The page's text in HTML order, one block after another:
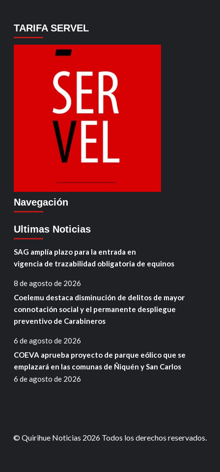
TARIFA SERVEL
Navegación
Ultimas Noticias
SAG amplía plazo para la entrada en
vigencia de trazabilidad obligatoria de equinos
8 de agosto de 2026
Coelemu destaca disminución de delitos de mayor
connotación social y el permanente despliegue
preventivo de Carabineros
6 de agosto de 2026
COEVA aprueba proyecto de parque eólico que se
emplazará en las comunas de Ñiquén y San Carlos
6 de agosto de 2026